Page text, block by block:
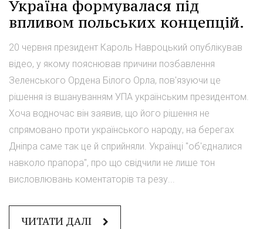
Україна формувалася під
впливом польських концепцій.
20 червня президент Кароль Навроцький опублікував
відео, у якому пояснював причини позбавлення
Зеленського Ордена Білого Орла, пов'язуючи це
рішення із вшануванням УПА українським президентом.
Хоча водночас він заявив, що його рішення не
спрямовано проти українського народу, на берегах
Дніпра саме так це й сприйняли. Українці "об'єдналися
навколо прапора", про що свідчили не лише тон
висловлювань коментаторів та резу...
ЧИТАТИ ДАЛІ